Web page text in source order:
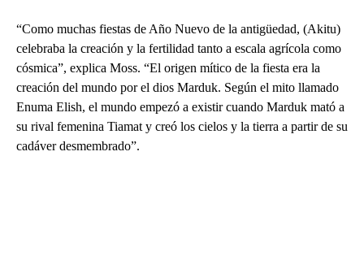
“Como muchas fiestas de Año Nuevo de la antigüedad, (Akitu)
celebraba la creación y la fertilidad tanto a escala agrícola como
cósmica”, explica Moss. “El origen mítico de la fiesta era la
creación del mundo por el dios Marduk. Según el mito llamado
Enuma Elish, el mundo empezó a existir cuando Marduk mató a
su rival femenina Tiamat y creó los cielos y la tierra a partir de su
cadáver desmembrado”.